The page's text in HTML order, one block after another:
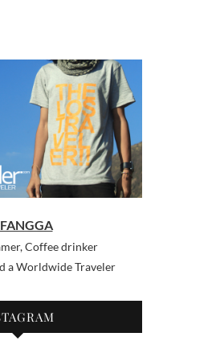
Coffee drinker
a Worldwide Traveler